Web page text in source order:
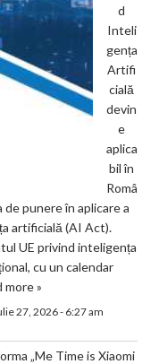
d
Inteli
gența
Artifi
cială
devin
e
aplica
bil în
Româ
de punere în aplicare a
artificială (AI Act).
UE privind inteligența
cu un calendar
more »
27, 2026 - 6:27 am
„Me Time is Xiaomi